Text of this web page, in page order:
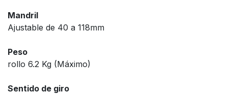
Mandril
Ajustable de 40 a 118mm
Peso
rollo 6.2 Kg (Máximo)
Sentido de giro